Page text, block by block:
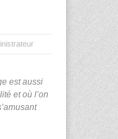
est aussi
et où l’on